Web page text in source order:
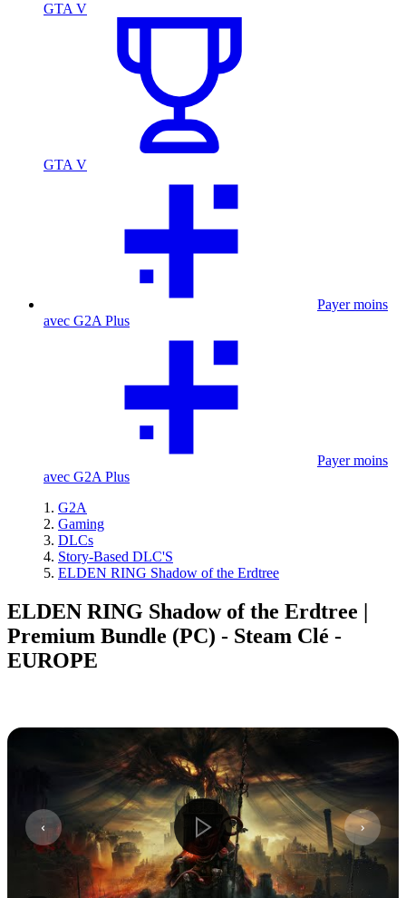
GTA V
GTA V
Payer moins
avec G2A Plus
Payer moins
avec G2A Plus
G2A
Gaming
DLCs
Story-Based DLC'S
ELDEN RING Shadow of the Erdtree
ELDEN RING Shadow of the Erdtree |
Premium Bundle (PC) - Steam Clé -
EUROPE